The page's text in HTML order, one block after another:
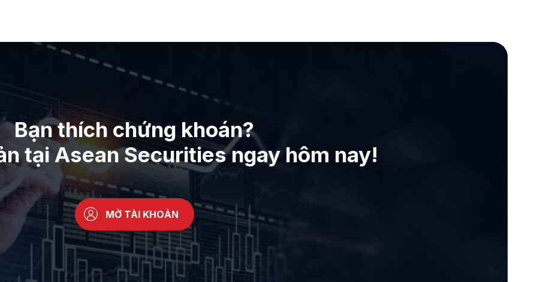
Bạn thích chứng khoán?
tại Asean Securities ngay hôm nay!
MỞ TÀI KHOẢN